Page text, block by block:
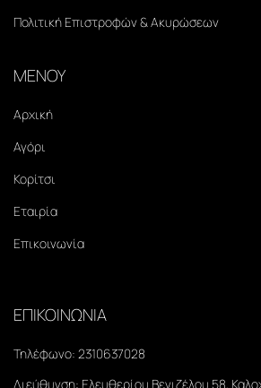
Πολιτική Επιστροφών & Ακυρώσεων
ΜΕΝΟΥ
Αρχική
Αγόρι
Κορίτσι
Εταιρία
Επικοινωνία
ΕΠΙΚΟΙΝΩΝΙΑ
Τηλέφωνο: 2310637028
Διεύθυνση: Ελευθερίου Βενιζέλου 58,